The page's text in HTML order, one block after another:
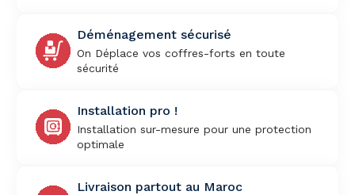
Déménagement sécurisé
On Déplace vos coffres-forts en toute
sécurité
Installation pro !
Installation sur-mesure pour une protection
optimale
Livraison partout au Maroc